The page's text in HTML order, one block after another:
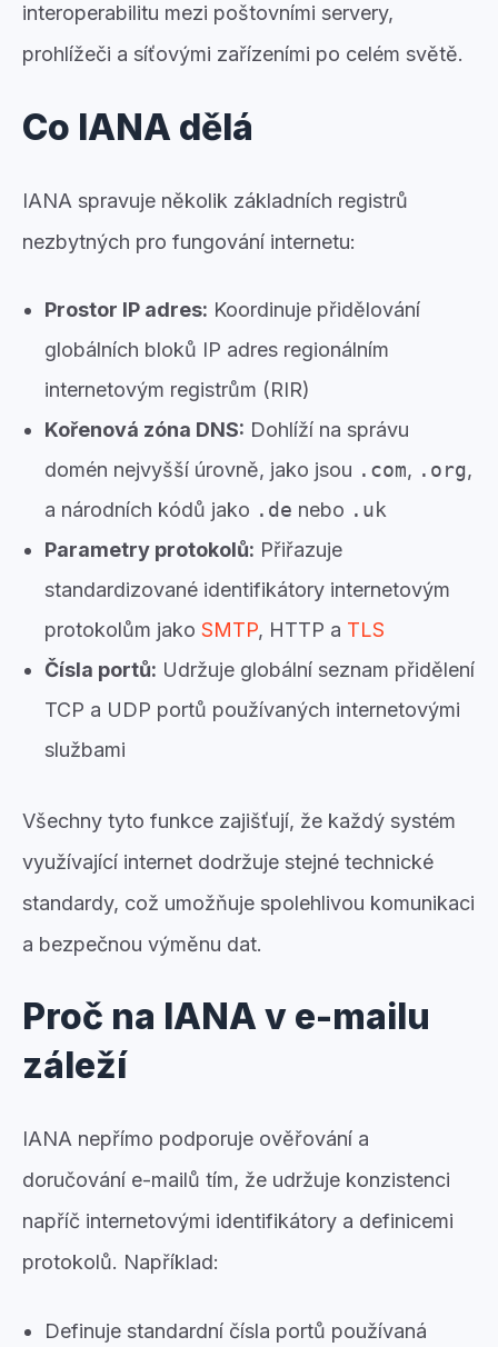
interoperabilitu mezi poštovními servery,
prohlížeči a síťovými zařízeními po celém světě.
Co IANA dělá
IANA spravuje několik základních registrů
nezbytných pro fungování internetu:
Prostor IP adres: Koordinuje přidělování
globálních bloků IP adres regionálním
internetovým registrům (RIR)
Kořenová zóna DNS: Dohlíží na správu
domén nejvyšší úrovně, jako jsou .com, .org,
a národních kódů jako .de nebo .uk
Parametry protokolů: Přiřazuje
standardizované identifikátory internetovým
protokolům jako SMTP, HTTP a TLS
Čísla portů: Udržuje globální seznam přidělení
TCP a UDP portů používaných internetovými
službami
Všechny tyto funkce zajišťují, že každý systém
využívající internet dodržuje stejné technické
standardy, což umožňuje spolehlivou komunikaci
a bezpečnou výměnu dat.
Proč na IANA v e-mailu
záleží
IANA nepřímo podporuje ověřování a
doručování e-mailů tím, že udržuje konzistenci
napříč internetovými identifikátory a definicemi
protokolů. Například:
Definuje standardní čísla portů používaná